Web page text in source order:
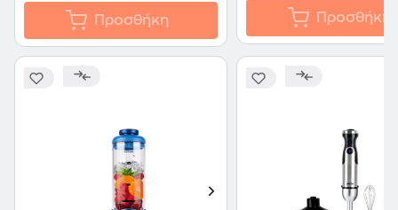
Προσθήκη Προσθήκη